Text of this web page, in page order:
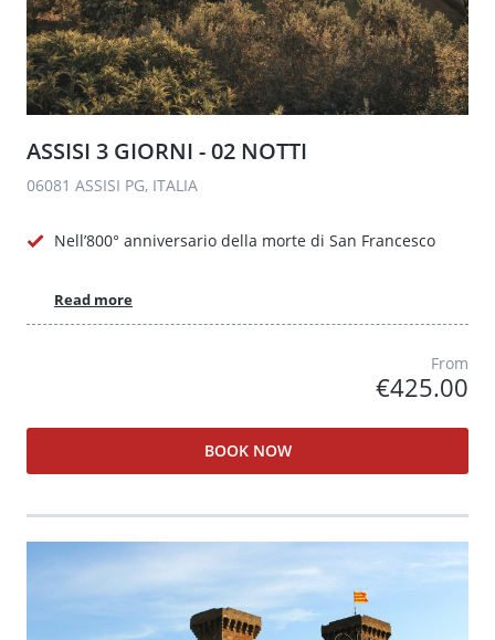
ASSISI 3 GIORNI - 02 NOTTI
06081 ASSISI PG, ITALIA
Nell’800° anniversario della morte di San Francesco
Read more
From
€425.00
BOOK NOW